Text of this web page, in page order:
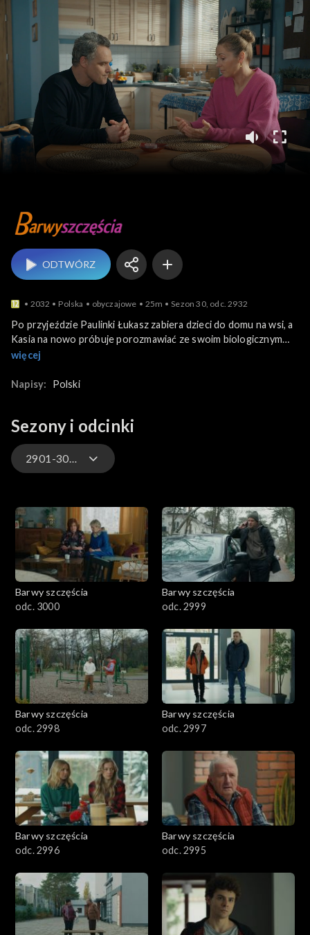
Barwy szczęścia
ODTWÓRZ
2032 Polska obyczajowe 25m Sezon 30, odc. 2932
Po przyjeździe Paulinki Łukasz zabiera dzieci do domu na wsi, a
Kasia na nowo próbuje porozmawiać ze swoim biologicznym
ojcem. We Włocławku trafia na Agnieszkę, która jest w szoku,
kończy się jego zawałem, przez co Kasia jest bliska załamania,
więcej
Napisy: Polski
Sezony i odcinki
2901-3000
3201-3300
3101-3200
3001-3100
2901-3000
2801–2900
2701–2800
2501–2600
2401–2500
2301–2400
2201–2300
2101–2200
Barwy szczęścia
odc. 3000
Barwy szczęścia
odc. 2999
Barwy szczęścia
odc. 2998
Barwy szczęścia
odc. 2997
Barwy szczęścia
odc. 2996
Barwy szczęścia
odc. 2995